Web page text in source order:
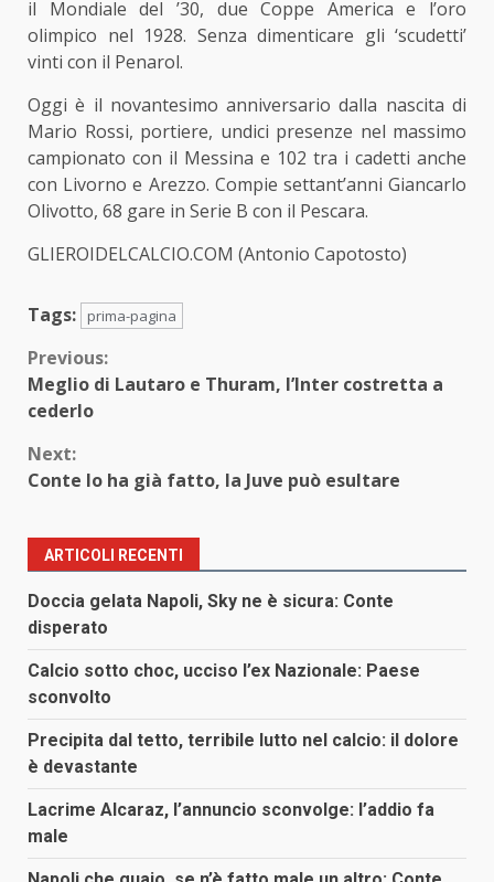
il Mondiale del ’30, due Coppe America e l’oro
olimpico nel 1928. Senza dimenticare gli ‘scudetti’
vinti con il Penarol.
Oggi è il novantesimo anniversario dalla nascita di
Mario Rossi, portiere, undici presenze nel massimo
campionato con il Messina e 102 tra i cadetti anche
con Livorno e Arezzo. Compie settant’anni Giancarlo
Olivotto, 68 gare in Serie B con il Pescara.
GLIEROIDELCALCIO.COM (Antonio Capotosto)
Tags: prima-pagina
Continue
Reading
Previous:
Meglio di Lautaro e Thuram, l’Inter costretta a
cederlo
Next:
Conte lo ha già fatto, la Juve può esultare
ARTICOLI RECENTI
Doccia gelata Napoli, Sky ne è sicura: Conte
disperato
Calcio sotto choc, ucciso l’ex Nazionale: Paese
sconvolto
Precipita dal tetto, terribile lutto nel calcio: il dolore
è devastante
Lacrime Alcaraz, l’annuncio sconvolge: l’addio fa
male